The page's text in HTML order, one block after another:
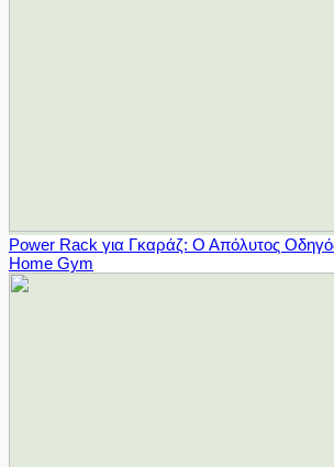
Power Rack για Γκαράζ: Ο Απόλυτος Οδηγός
Home Gym